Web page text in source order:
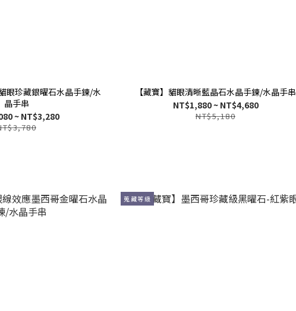
眼珍藏銀曜石水晶手鍊/水
晶手串
~ NT$3,280
【藏寶】貓眼清晰藍晶石水晶手鍊/水晶手串
NT$1,880 ~ NT$4,680
NT$5,180
蒐藏等級